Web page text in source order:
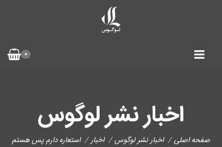
0
اخبار نشر لوگوس
صفحه اصلی اخبار نشر لوگوس اخبار استعاره دارم پس هستم